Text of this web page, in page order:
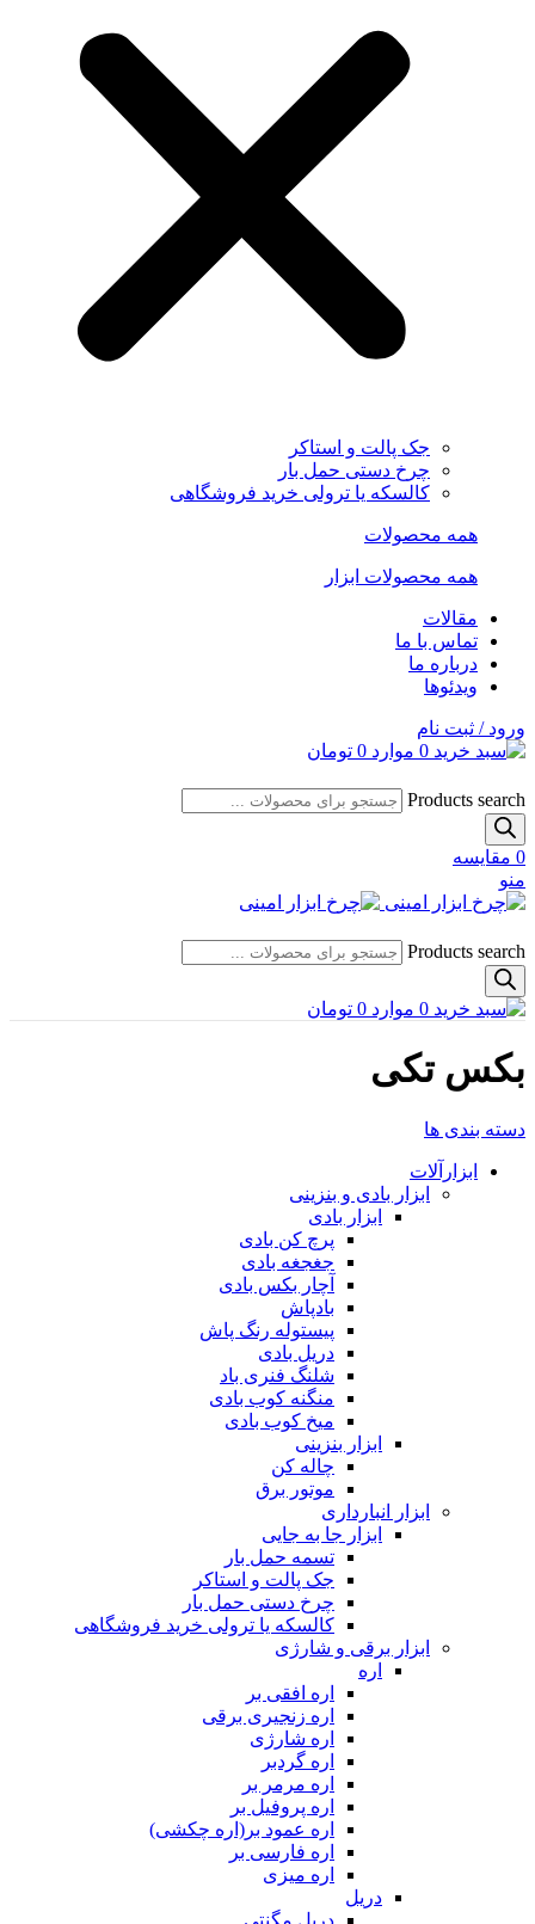
جک پالت و استاکر
چرخ دستی حمل بار
کالسکه یا ترولی خرید فروشگاهی
همه محصولات
همه محصولات ابزار
مقالات
تماس با ما
درباره ما
ویدئوها
ورود / ثبت نام
0 موارد 0 تومان
Products search
0 مقایسه
منو
Products search
0 موارد 0 تومان
بکس تکی
دسته بندی ها
ابزارآلات
ابزار بادی و بنزینی
ابزار بادی
پرچ کن بادی
جغجغه بادی
آچار بکس بادی
بادپاش
پیستوله رنگ پاش
دریل بادی
شلنگ فنری باد
منگنه کوب بادی
میخ کوب بادی
ابزار بنزینی
چاله کن
موتور برق
ابزار انبارداری
ابزار جا به جایی
تسمه حمل بار
جک پالت و استاکر
چرخ دستی حمل بار
کالسکه یا ترولی خرید فروشگاهی
ابزار برقی و شارژی
اره
اره افقی بر
اره زنجیری برقی
اره شارژی
اره گردبر
اره مرمر بر
اره پروفیل بر
اره عمود بر(اره چکشی)
اره فارسی بر
اره میزی
دریل
دریل مگنتی